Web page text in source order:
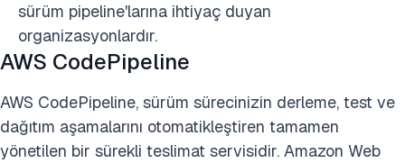
sürüm pipeline'larına ihtiyaç duyan
organizasyonlardır.
AWS CodePipeline
AWS CodePipeline, sürüm sürecinizin derleme, test ve
dağıtım aşamalarını otomatikleştiren tamamen
yönetilen bir sürekli teslimat servisidir. Amazon Web